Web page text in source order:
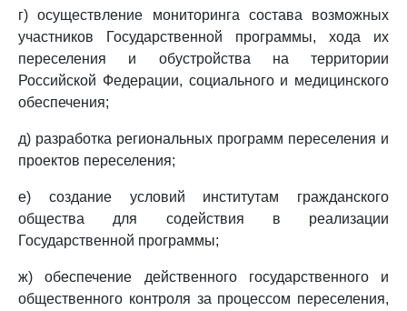
г) осуществление мониторинга состава возможных
участников Государственной программы, хода их
переселения и обустройства на территории
Российской Федерации, социального и медицинского
обеспечения;
д) разработка региональных программ переселения и
проектов переселения;
е) создание условий институтам гражданского
общества для содействия в реализации
Государственной программы;
ж) обеспечение действенного государственного и
общественного контроля за процессом переселения,